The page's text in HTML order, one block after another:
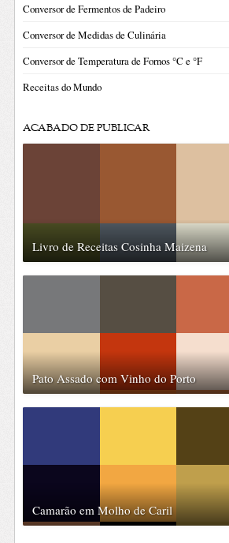
Conversor de Fermentos de Padeiro
Conversor de Medidas de Culinária
Conversor de Temperatura de Fornos °C e °F
Receitas do Mundo
ACABADO DE PUBLICAR
Livro de Receitas Cosinha Maizena
Pato Assado com Vinho do Porto
Camarão em Molho de Caril